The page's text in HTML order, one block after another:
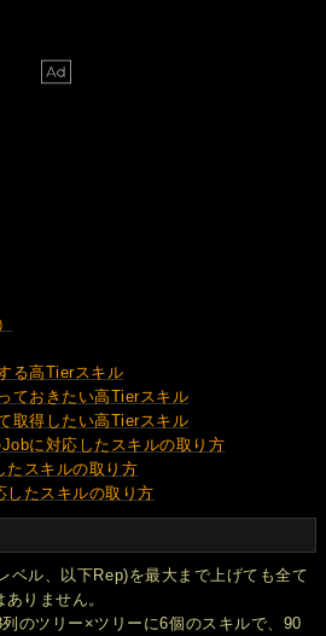
る高Tierスキル
ておきたい高Tierスキル
取得したい高Tierスキル
に対応したスキルの取り方
たスキルの取り方
したスキルの取り方
ベル、以下Rep)を最大まで上げても全て
りません。
のツリー×ツリーに6個のスキルで、90